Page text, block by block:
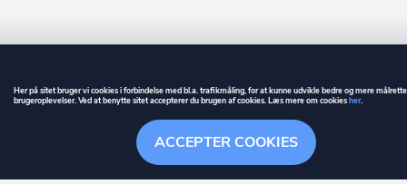
Søgehistorik Menu
GUIDE BETINGELSER
er et registreret varemærke tilhørende ownr ApS – CVR nr.: 36 40 88
ACCEPTER COOKIES
Her på sitet bruger vi cookies i forbindelse med bl.a. trafikmåling, for at kunne udvikle bedre og mere
brugeroplevelser. Ved at benytte sitet accepterer du brugen af cookies. Læs mere om cookiesher.